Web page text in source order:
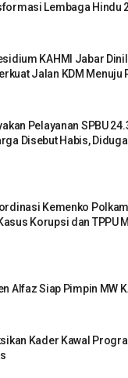
Lembaga Hindu
KAHMI Jabar
Jalan KDM Menuju
Pelayanan SPBU
Disebut Habis,
Kemenko Polkam
Korupsi dan TPPU
Alfaz Siap Pimpin MW
Kader Kawal